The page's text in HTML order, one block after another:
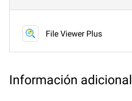
File Viewer Plus
Información adicional